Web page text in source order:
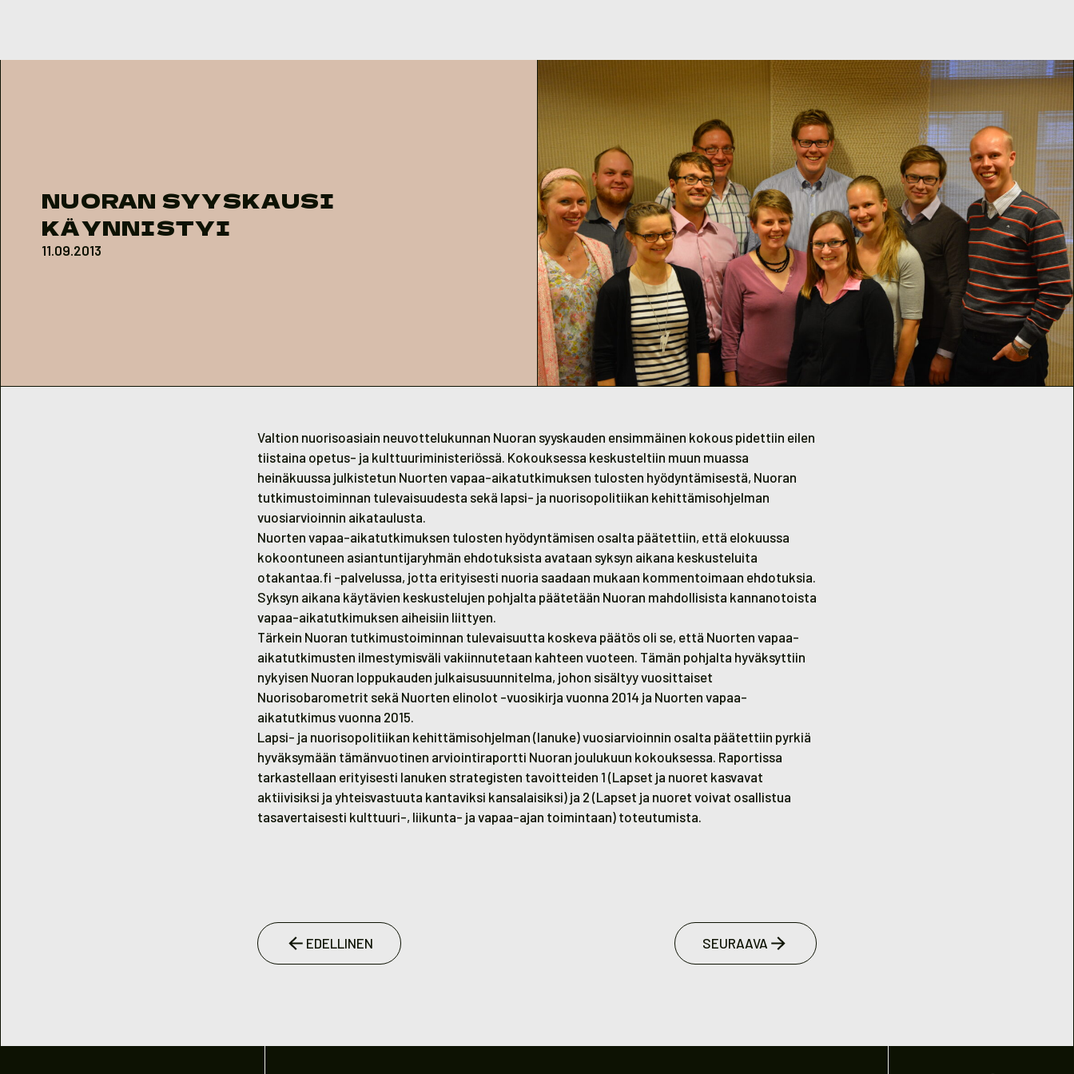
NUORAN SYYSKAUSI
KÄYNNISTYI
11.09.2013
Valtion nuorisoasiain neuvottelukunnan Nuoran syyskauden ensimmäinen kokous pidettiin eilen
tiistaina opetus- ja kulttuuriministeriössä. Kokouksessa keskusteltiin muun muassa
heinäkuussa julkistetun Nuorten vapaa-aikatutkimuksen tulosten hyödyntämisestä, Nuoran
tutkimustoiminnan tulevaisuudesta sekä lapsi- ja nuorisopolitiikan kehittämisohjelman
vuosiarvioinnin aikataulusta.
Nuorten vapaa-aikatutkimuksen tulosten hyödyntämisen osalta päätettiin, että elokuussa
kokoontuneen asiantuntijaryhmän ehdotuksista avataan syksyn aikana keskusteluita
otakantaa.fi -palvelussa, jotta erityisesti nuoria saadaan mukaan kommentoimaan ehdotuksia.
Syksyn aikana käytävien keskustelujen pohjalta päätetään Nuoran mahdollisista kannanotoista
vapaa-aikatutkimuksen aiheisiin liittyen.
Tärkein Nuoran tutkimustoiminnan tulevaisuutta koskeva päätös oli se, että Nuorten vapaa-
aikatutkimusten ilmestymisväli vakiinnutetaan kahteen vuoteen. Tämän pohjalta hyväksyttiin
nykyisen Nuoran loppukauden julkaisusuunnitelma, johon sisältyy vuosittaiset
Nuorisobarometrit sekä Nuorten elinolot -vuosikirja vuonna 2014 ja Nuorten vapaa-
aikatutkimus vuonna 2015.
Lapsi- ja nuorisopolitiikan kehittämisohjelman (lanuke) vuosiarvioinnin osalta päätettiin pyrkiä
hyväksymään tämänvuotinen arviointiraportti Nuoran joulukuun kokouksessa. Raportissa
tarkastellaan erityisesti lanuken strategisten tavoitteiden 1 (Lapset ja nuoret kasvavat
aktiivisiksi ja yhteisvastuuta kantaviksi kansalaisiksi) ja 2 (Lapset ja nuoret voivat osallistua
tasavertaisesti kulttuuri-, liikunta- ja vapaa-ajan toimintaan) toteutumista.
EDELLINEN SEURAAVA